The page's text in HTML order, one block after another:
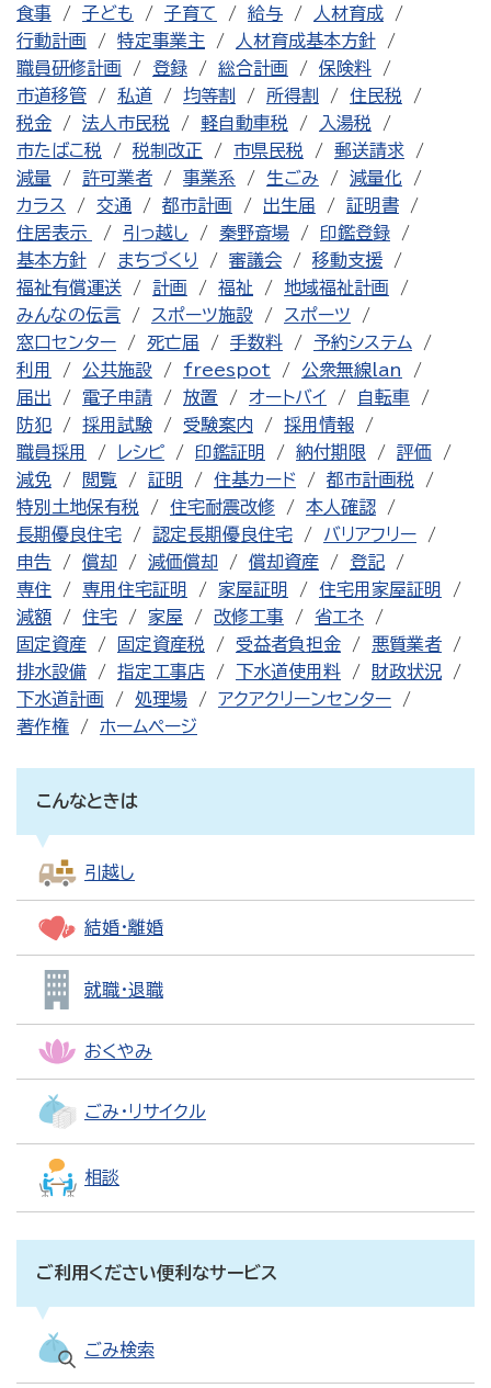
食事
子ども 子育て 給与
人材育成
行動計画
特定事業主
人材育成基本方針
職員研修計画
登録 総合計画
保険料
市道移管
私道 均等割 所得割
住民税
税金
法人市民税 軽自動車税
入湯税
市たばこ税
税制改正 市県民税
郵送請求
減量
許可業者 事業系 生ごみ
減量化
カラス
交通 都市計画 出生届
証明書
住居表示
引っ越し 秦野斎場
印鑑登録
基本方針
まちづくり 審議会
移動支援
福祉有償運送
計画 福祉
地域福祉計画
みんなの伝言
スポーツ施設
スポーツ
窓口センター
死亡届 手数料
予約システム
利用
公共施設 freespot
公衆無線lan
届出
電子申請 放置 オートバイ
自転車
防犯
採用試験 受験案内
採用情報
職員採用
レシピ 印鑑証明 納付期限
評価
減免
閲覧 証明 住基カード
都市計画税
特別土地保有税
住宅耐震改修
本人確認
長期優良住宅
認定長期優良住宅
バリアフリー
申告
償却 減価償却 償却資産
登記
専住
専用住宅証明 家屋証明
住宅用家屋証明
減額
住宅 家屋 改修工事
省エネ
固定資産
固定資産税 受益者負担金
悪質業者
排水設備
指定工事店 下水道使用料
財政状況
下水道計画
処理場
アクアクリーンセンター
著作権
ホームページ
こんなときは
引越し
結婚・離婚
就職・退職
おくやみ
ごみ・リサイクル
相談
ご利用ください便利なサービス
ごみ検索